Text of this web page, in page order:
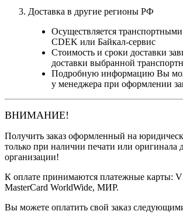
Доставка в другие регионы РФ
Осуществляется
CDEK или Байкал-сервис
Стоимость и сроки доставки
доставки выбранной
Подробную информацию Вы
у менеджера при оформлении
ВНИМАНИЕ!
Получить заказ оформленный на
только при наличии печати или оригинала
организации!
К оплате принимаются платежные карты:
MasterCard WorldWide, МИР.
Вы можете оплатить свой заказ